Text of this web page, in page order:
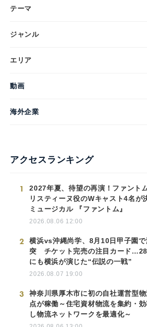
テーマ
ジャンル
エリア
動画
海外企業
アクセスランキング
1
2027年夏、待望の再演！ファント
リスティーヌ役のWキャスト4名が
ミュージカル 『ファントム』
2026.08.06 12:00
2
横浜vs沖縄尚学、8月10日甲子園で
突 チケット完売の注目カード
にも横浜が演じた“伝説の一戦”
2026.08.07 19:00
3
神奈川県厚木市に初の自社運営型
点が稼働～住宅資材物流を集約・
し物流ネットワークを最適化～